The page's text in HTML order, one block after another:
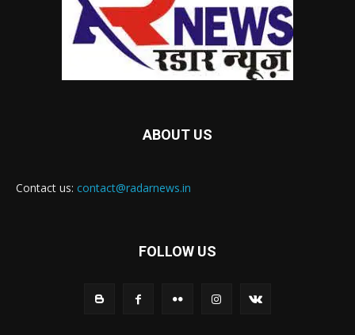
ABOUT US
Contact us: contact@radarnews.in
FOLLOW US